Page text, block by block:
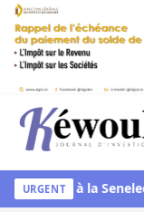
Aller au contenu
Kéwoulo, le
URGENT
face à la Senelec